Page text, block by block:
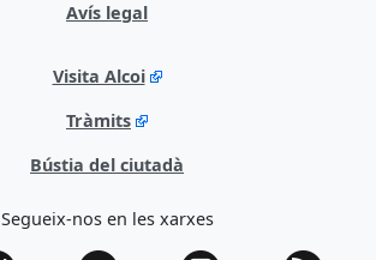
Avís legal
Visita Alcoi
Tràmits
Bústia del ciutadà
Segueix-nos en les xarxes